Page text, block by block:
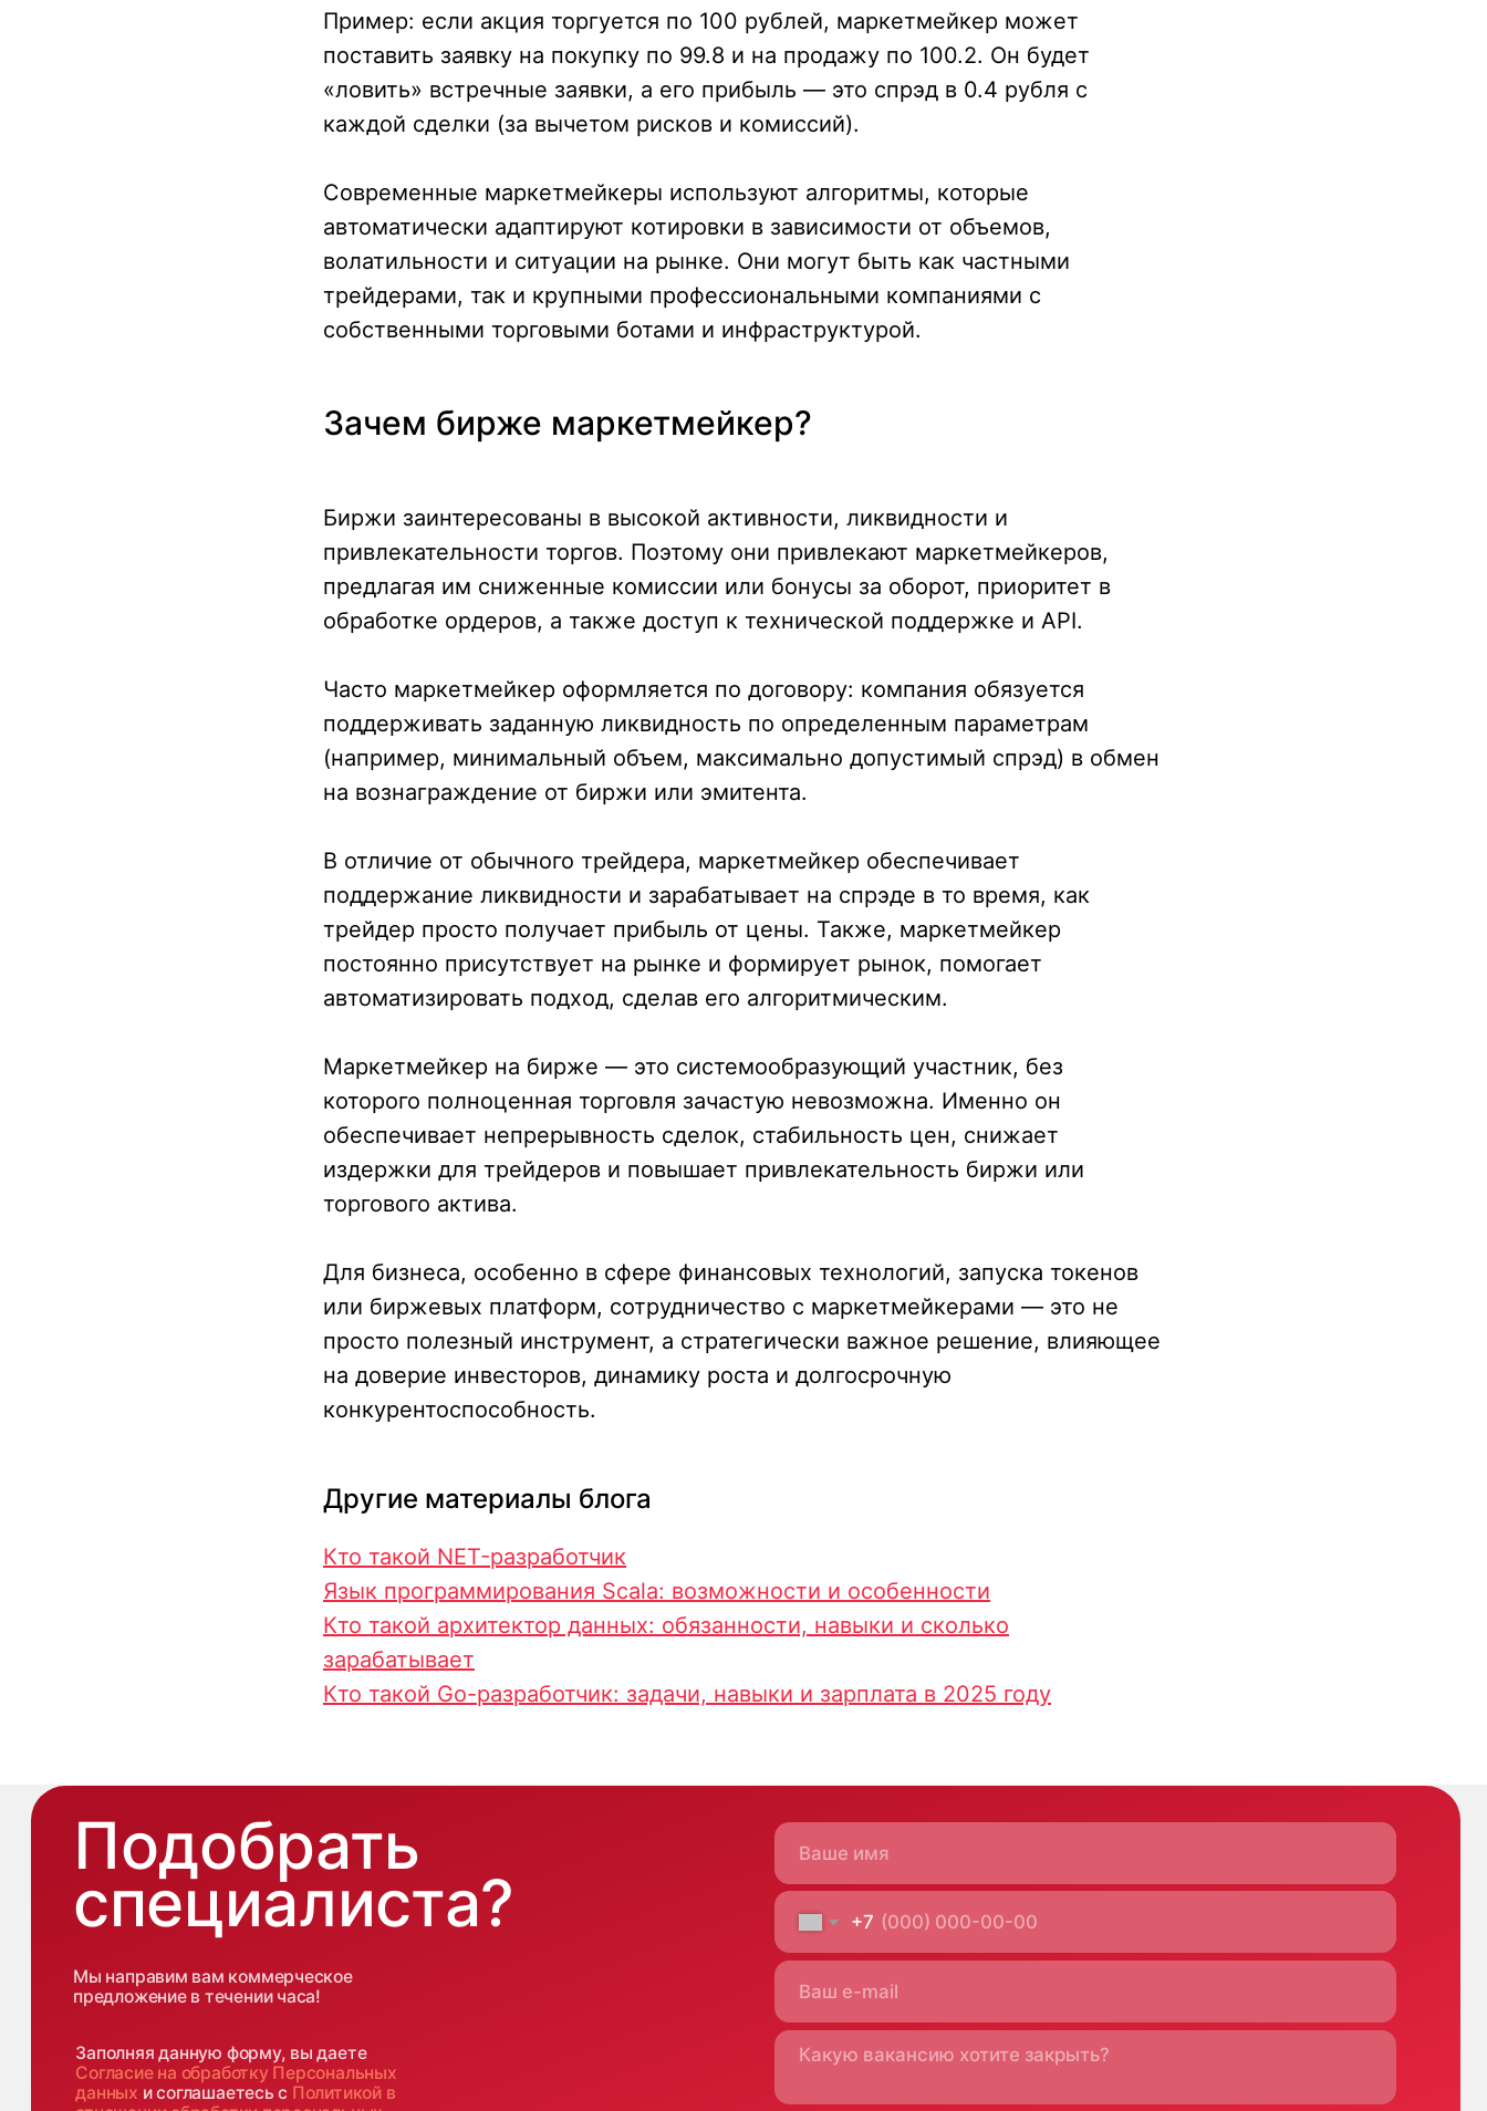
Пример: если акция торгуется по 100 рублей, маркетмейкер может
поставить заявку на покупку по 99.8 и на продажу по 100.2. Он будет
«ловить» встречные заявки, а его прибыль — это спрэд в 0.4 рубля с
каждой сделки (за вычетом рисков и комиссий).
Современные маркетмейкеры используют алгоритмы, которые
автоматически адаптируют котировки в зависимости от объемов,
волатильности и ситуации на рынке. Они могут быть как частными
трейдерами, так и крупными профессиональными компаниями с
собственными торговыми ботами и инфраструктурой.
Зачем бирже маркетмейкер?
Биржи заинтересованы в высокой активности, ликвидности и
привлекательности торгов. Поэтому они привлекают маркетмейкеров,
предлагая им сниженные комиссии или бонусы за оборот, приоритет в
обработке ордеров, а также доступ к технической поддержке и API.
Часто маркетмейкер оформляется по договору: компания обязуется
поддерживать заданную ликвидность по определенным параметрам
(например, минимальный объем, максимально допустимый спрэд) в обмен
на вознаграждение от биржи или эмитента.
В отличие от обычного трейдера, маркетмейкер обеспечивает
поддержание ликвидности и зарабатывает на спрэде в то время, как
трейдер просто получает прибыль от цены. Также, маркетмейкер
постоянно присутствует на рынке и формирует рынок, помогает
автоматизировать подход, сделав его алгоритмическим.
Маркетмейкер на бирже — это системообразующий участник, без
которого полноценная торговля зачастую невозможна. Именно он
обеспечивает непрерывность сделок, стабильность цен, снижает
издержки для трейдеров и повышает привлекательность биржи или
торгового актива.
Для бизнеса, особенно в сфере финансовых технологий, запуска токенов
или биржевых платформ, сотрудничество с маркетмейкерами — это не
просто полезный инструмент, а стратегически важное решение, влияющее
на доверие инвесторов, динамику роста и долгосрочную
конкурентоспособность.
Другие материалы блога
Кто такой NET-разработчик
Язык программирования Scala: возможности и особенности
Кто такой архитектор данных: обязанности, навыки и сколько
зарабатывает
Кто такой Go-разработчик: задачи, навыки и зарплата в 2025 году
специалиста?
Отправить заявку
Заполняя данную форму, вы даете
Согласие на обработку Персональных
Политикой в
отношении обработки персональных
Москва
м. Новые Черемушки,
ул. Профсоюзная,56,офис 43
Agios Georgios
2 Limassol, Cyprus
info@it-atlas.ru